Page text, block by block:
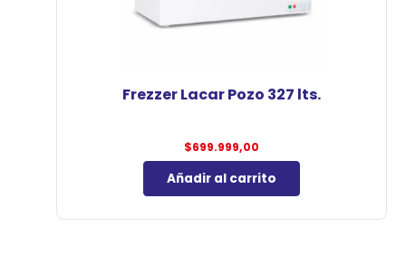
Frezzer Lacar Pozo 327 lts.
$699.999,00
Añadir al carrito